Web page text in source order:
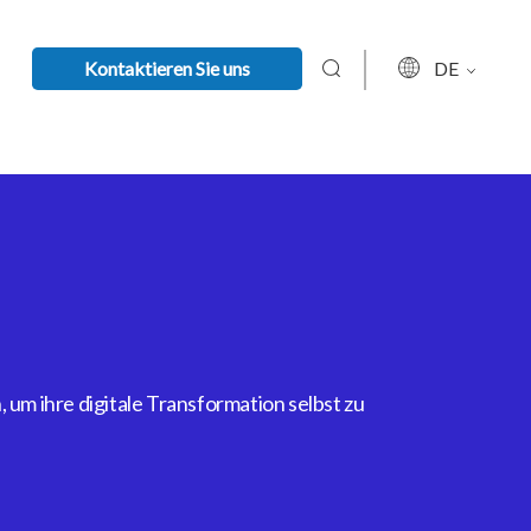
Kontaktieren Sie uns DE
ihre digitale Transformation selbst zu